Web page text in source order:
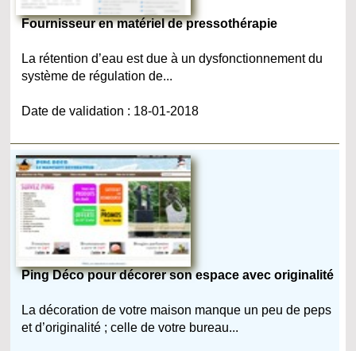
Fournisseur en matériel de pressothérapie
La rétention d’eau est due à un dysfonctionnement du
système de régulation de...
Date de validation : 18-01-2018
Ping Déco pour décorer son espace avec originalité
La décoration de votre maison manque un peu de peps
et d’originalité ; celle de votre bureau...